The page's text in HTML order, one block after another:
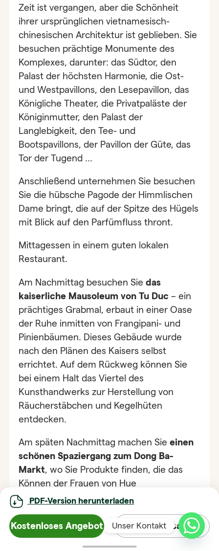
Zeit ist vergangen, aber die Schönheit
ihrer ursprünglichen vietnamesisch-
chinesischen Architektur ist geblieben. Sie
besuchen prächtige Monumente des
Komplexes, darunter: das Südtor, den
Palast der höchsten Harmonie, die Ost-
und Westpavillons, den Lesepavillon, das
Königliche Theater, die Privatpaläste der
Königinmutter, den Palast der
Langlebigkeit, den Tee- und
Bootspavillons, der Pavillon der Güte, das
Tor der Tugend …
Anschließend unternehmen Sie besuchen
Sie die hübsche Pagode der Himmlischen
Dame bringt, die auf der Spitze des Hügels
mit Blick auf den Parfümfluss thront.
Mittagessen in einem guten lokalen
Restaurant.
Am Nachmittag besuchen Siedas
kaiserliche Mausoleum von Tu Duc – ein
prächtiges Grabmal, erbaut in einer Oase
der Ruhe inmitten von Frangipani- und
Pinienbäumen. Dieses Gebäude wurde
nach den Plänen des Kaisers selbst
errichtet. Auf dem Rückweg können Sie
bei einem Halt das Viertel des
Kunsthandwerks zur Herstellung von
Räucherstäbchen und Kegelhüten
entdecken.
Am späten Nachmittag machen Sieeinen
schönen Spaziergang zum Dong Ba-
Markt, wo Sie Produkte finden, die das
Können der Frauen von Hue
demonstrieren, wie beispielsweise ihr
Talent für die Herstellung der berühmten
konischen Hüte!
Übernachtung im Hotel im Herzen der
Kostenloses Angebot Whatsapp
PDF-Version herunterladen
Unser Kontakt